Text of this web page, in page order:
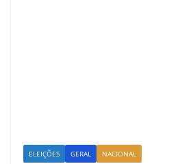
ELEIÇÕES GERAL NACIONAL